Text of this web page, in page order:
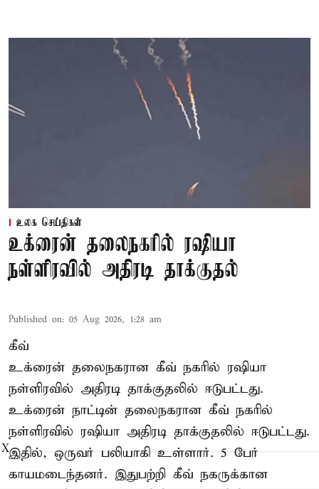
உலக செய்திகள்
உக்ரைன் தலைநகரில் ரஷியா
நள்ளிரவில் அதிரடி தாக்குதல்
Published on: 05 Aug 2026, 1:28 am
கீவ்
உக்ரைன் தலைநகரான கீவ் நகரில் ரஷியா
நள்ளிரவில் அதிரடி தாக்குதலில் ஈடுபட்டது.
உக்ரைன் நாட்டின் தலைநகரான கீவ் நகரில்
நள்ளிரவில் ரஷியா அதிரடி தாக்குதலில் ஈடுபட்டது.
இதில், ஒருவர் பலியாகி உள்ளார். 5 பேர்
காயமடைந்தனர். இதுபற்றி கீவ் நகருக்கான
X